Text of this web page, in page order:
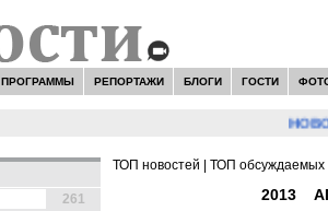
ПРОГРАММЫ РЕПОРТАЖИ БЛОГИ ГОСТИ
НОВОСТИ:
261
ТОП новостей ТОП обсуждаемых
2013